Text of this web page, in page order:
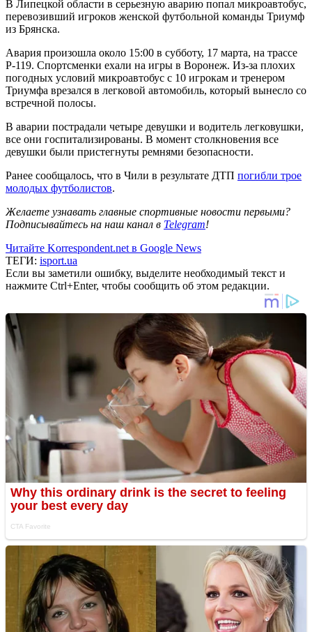
В Липецкой области в серьезную аварию попал микроавтобус,
перевозивший игроков женской футбольной команды Триумф
из Брянска.
Авария произошла около 15:00 в субботу, 17 марта, на трассе
Р-119. Спортсменки ехали на игры в Воронеж. Из-за плохих
погодных условий микроавтобус с 10 игрокам и тренером
Триумфа врезался в легковой автомобиль, который вынесло со
встречной полосы.
В аварии пострадали четыре девушки и водитель легковушки,
все они госпитализированы. В момент столкновения все
девушки были пристегнуты ремнями безопасности.
Ранее сообщалось, что в Чили в результате ДТП погибли трое
молодых футболистов.
Желаете узнавать главные спортивные новости первыми?
Подписывайтесь на наш канал в Telegram!
Читайте Korrespondent.net в Google News
ТЕГИ: isport.ua
Если вы заметили ошибку, выделите необходимый текст и
нажмите Ctrl+Enter, чтобы сообщить об этом редакции.